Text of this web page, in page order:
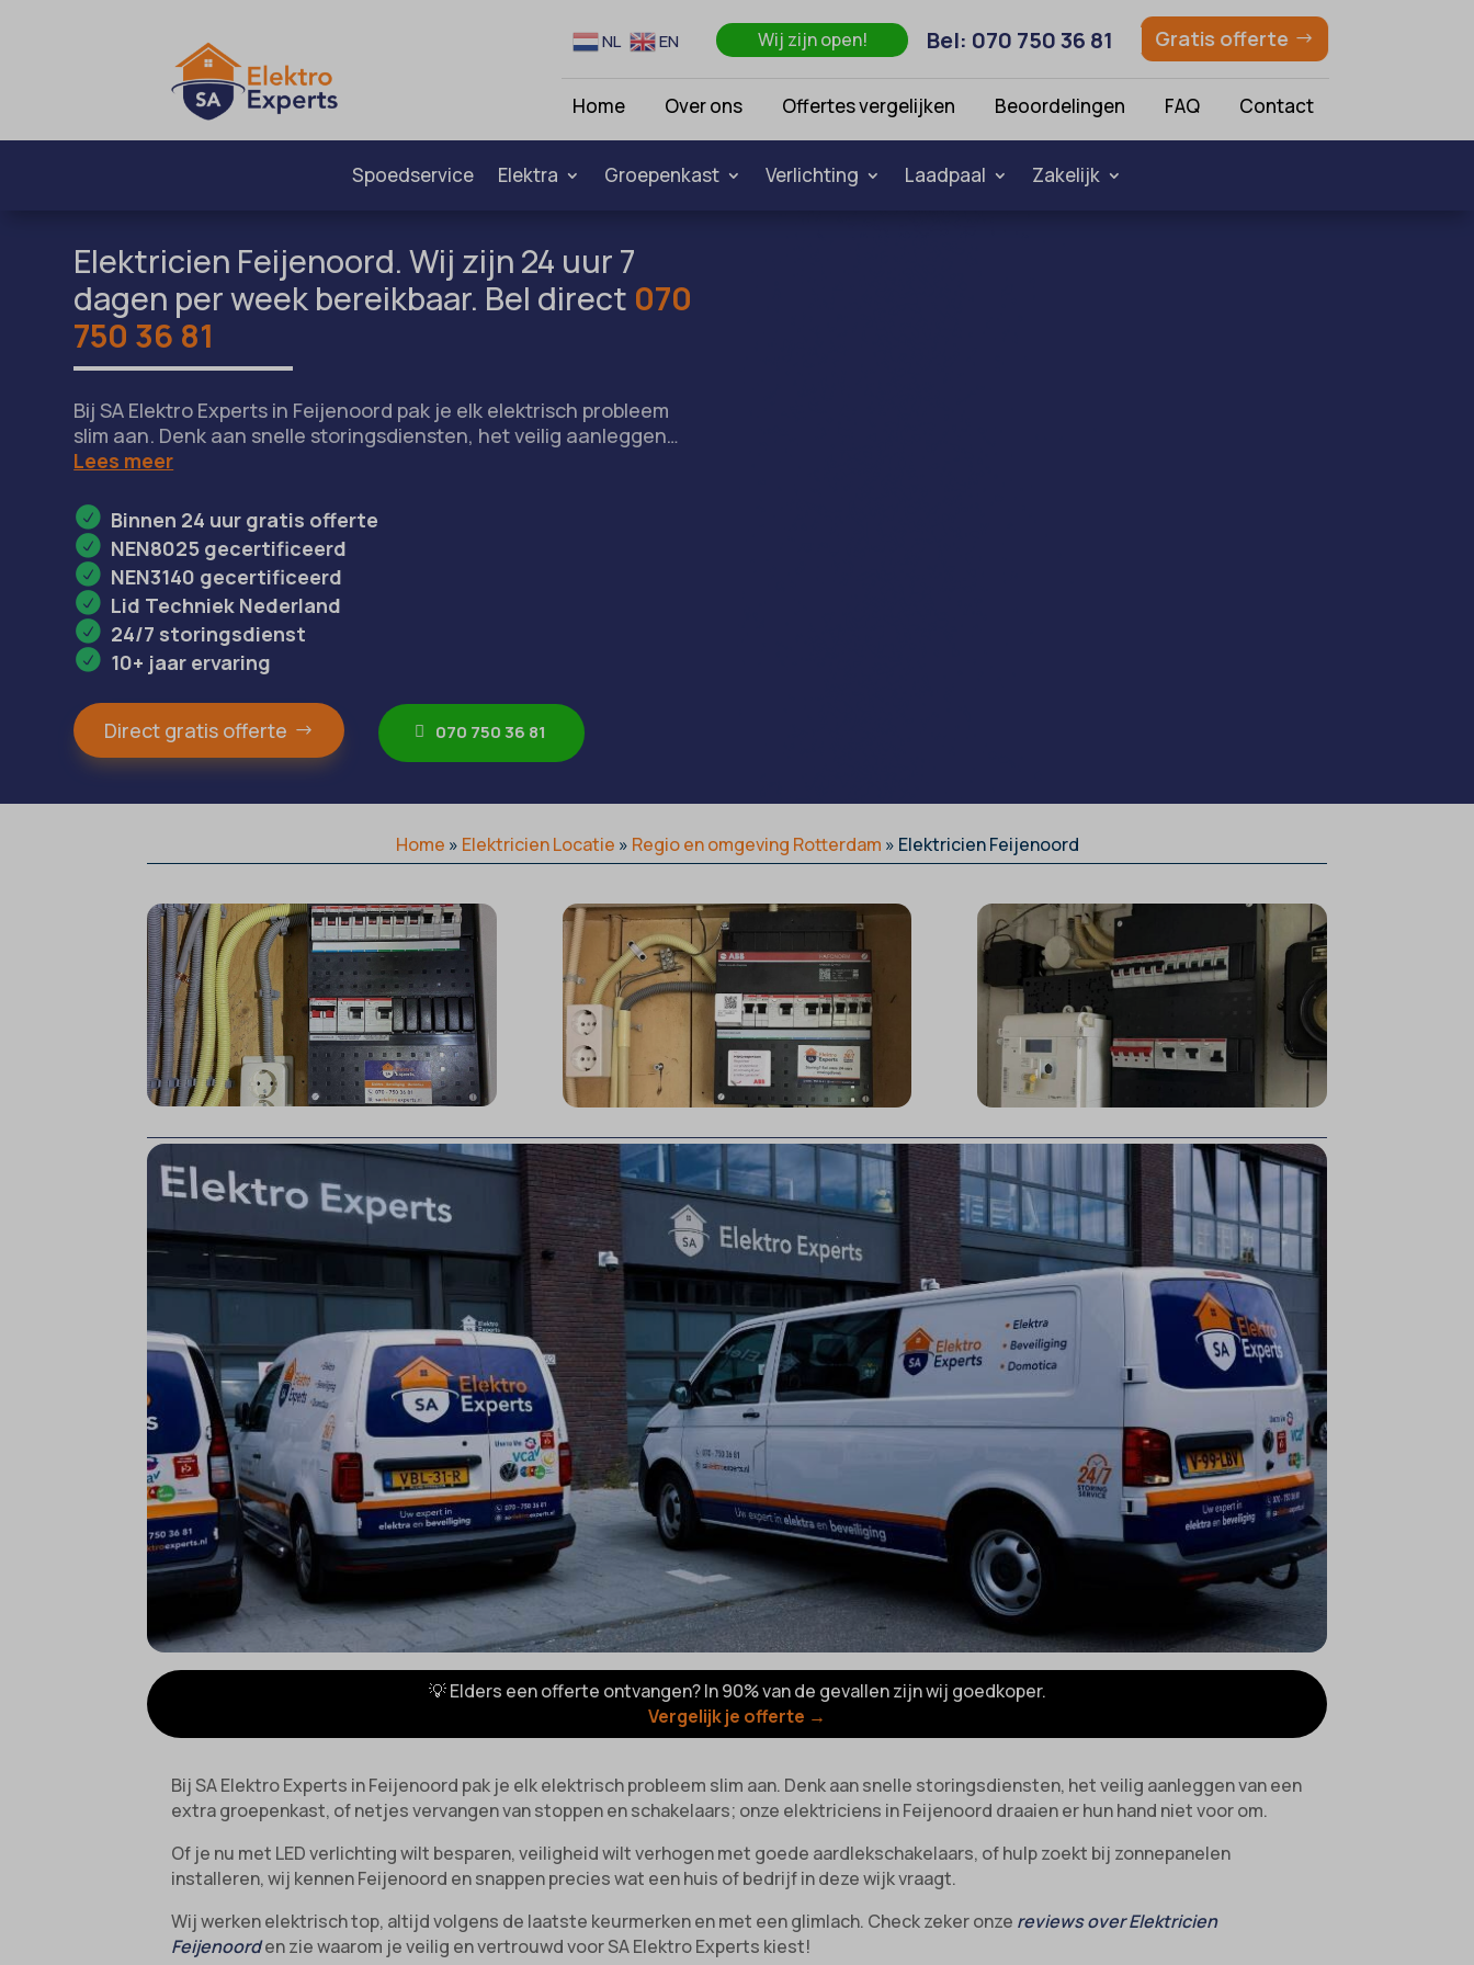
Gratis offerte
Bel: 070 750 36 81
Wij zijn open!
NL EN
Home Over ons Offertes vergelijken Beoordelingen FAQ Contact
Spoedservice Elektra Groepenkast Verlichting Laadpaal Zakelijk
Elektricien Feijenoord. Wij zijn 24 uur 7
dagen per week bereikbaar. Bel direct 070
750 36 81
Bij SA Elektro Experts in Feijenoord pak je elk elektrisch probleem
slim aan. Denk aan snelle storingsdiensten, het veilig aanleggen…
Lees meer
Binnen 24 uur gratis offerte
NEN8025 gecertificeerd
NEN3140 gecertificeerd
Lid Techniek Nederland
24/7 storingsdienst
10+ jaar ervaring
Direct gratis offerte 070 750 36 81
Home » Elektricien Locatie » Regio en omgeving Rotterdam » Elektricien Feijenoord
💡 Elders een offerte ontvangen? In 90% van de gevallen zijn wij goedkoper.
Vergelijk je offerte →
Bij SA Elektro Experts in Feijenoord pak je elk elektrisch probleem slim aan. Denk aan snelle storingsdiensten, het veilig aanleggen van een
extra groepenkast, of netjes vervangen van stoppen en schakelaars; onze elektriciens in Feijenoord draaien er hun hand niet voor om.
Of je nu met LED verlichting wilt besparen, veiligheid wilt verhogen met goede aardlekschakelaars, of hulp zoekt bij zonnepanelen
installeren, wij kennen Feijenoord en snappen precies wat een huis of bedrijf in deze wijk vraagt.
Wij werken elektrisch top, altijd volgens de laatste keurmerken en met een glimlach. Check zeker onze reviews over Elektricien
Feijenoorden zie waarom je veilig en vertrouwd voor SA Elektro Experts kiest!